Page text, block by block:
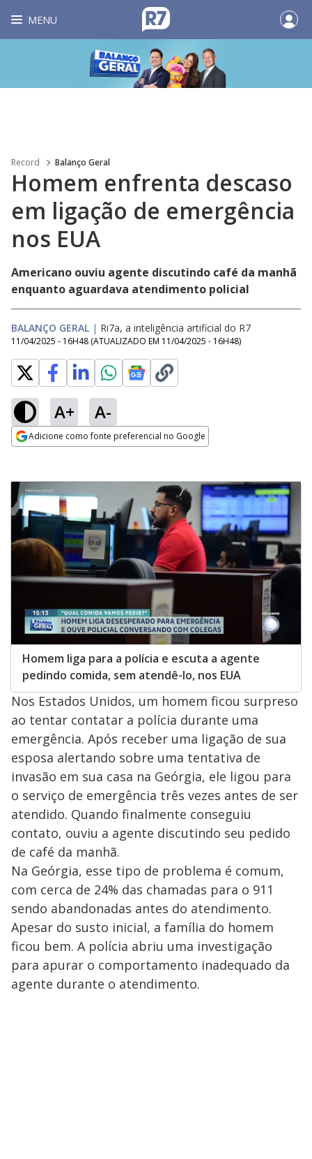
MENU
Record Balanço Geral
Homem enfrenta descaso
em ligação de emergência
nos EUA
Americano ouviu agente discutindo café da manhã
enquanto aguardava atendimento policial
BALANÇO GERAL | Ri7a, a inteligência artificial do R7
11/04/2025 - 16H48 (ATUALIZADO EM 11/04/2025 - 16H48)
A+ A-
Adicione como fonte preferencial no Google
Homem liga para a polícia e escuta a agente
pedindo comida, sem atendê-lo, nos EUA
Nos Estados Unidos, um homem ficou surpreso
ao tentar contatar a polícia durante uma
emergência. Após receber uma ligação de sua
esposa alertando sobre uma tentativa de
invasão em sua casa na Geórgia, ele ligou para
o serviço de emergência três vezes antes de ser
atendido. Quando finalmente conseguiu
contato, ouviu a agente discutindo seu pedido
de café da manhã.
Na Geórgia, esse tipo de problema é comum,
com cerca de 24% das chamadas para o 911
sendo abandonadas antes do atendimento.
Apesar do susto inicial, a família do homem
ficou bem. A polícia abriu uma investigação
para apurar o comportamento inadequado da
agente durante o atendimento.